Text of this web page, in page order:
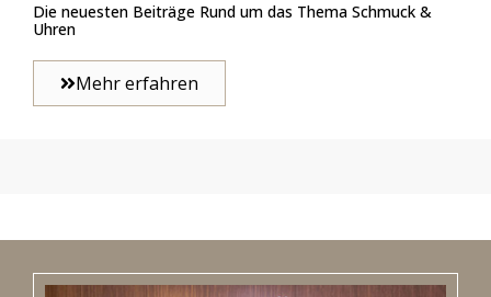
Die neuesten Beiträge Rund um das Thema Schmuck &
Uhren
Mehr erfahren